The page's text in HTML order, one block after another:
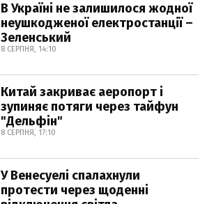
В Україні не залишилося жодної
неушкодженої електростанції –
Зеленський
8 СЕРПНЯ, 14:10
Китай закриває аеропорт і
зупиняє потяги через тайфун
"Дельфін"
8 СЕРПНЯ, 17:10
У Венесуелі спалахнули
протести через щоденні